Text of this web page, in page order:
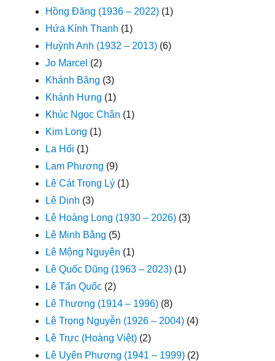
Hồng Đăng (1936 – 2022) (1)
Hứa Kính Thanh (1)
Huỳnh Anh (1932 – 2013) (6)
Jo Marcel (2)
Khánh Băng (3)
Khánh Hưng (1)
Khúc Ngọc Chân (1)
Kim Long (1)
La Hối (1)
Lam Phương (9)
Lê Cát Trọng Lý (1)
Lê Dinh (3)
Lê Hoàng Long (1930 – 2026) (3)
Lê Minh Bằng (5)
Lê Mộng Nguyên (1)
Lê Quốc Dũng (1963 – 2023) (1)
Lê Tấn Quốc (2)
Lê Thương (1914 – 1996) (8)
Lê Trọng Nguyễn (1926 – 2004) (4)
Lê Trực (Hoàng Việt) (2)
Lê Uyên Phương (1941 – 1999) (2)